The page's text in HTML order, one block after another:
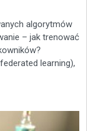
algorytmów
– jak trenować
learning),